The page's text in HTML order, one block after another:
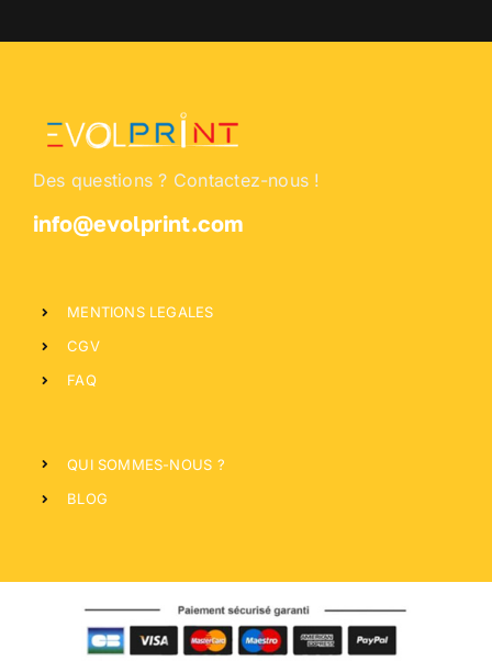
Des questions ? Contactez-nous !
info@evolprint.com
MENTIONS LEGALES
CGV
FAQ
QUI SOMMES-NOUS ?
BLOG